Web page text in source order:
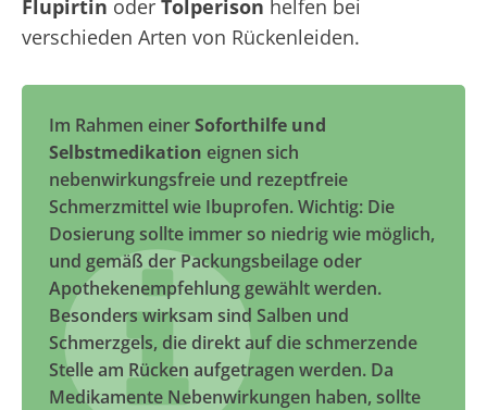
Flupirtin oder Tolperison helfen bei
verschieden Arten von Rückenleiden.
Im Rahmen einerSoforthilfe und
Selbstmedikation eignen sich
nebenwirkungsfreie und rezeptfreie
Schmerzmittel wie Ibuprofen. Wichtig: Die
Dosierung sollte immer so niedrig wie möglich,
und gemäß der Packungsbeilage oder
Apothekenempfehlung gewählt werden.
Besonders wirksam sind Salben und
Schmerzgels, die direkt auf die schmerzende
Stelle am Rücken aufgetragen werden. Da
Medikamente Nebenwirkungen haben, sollte